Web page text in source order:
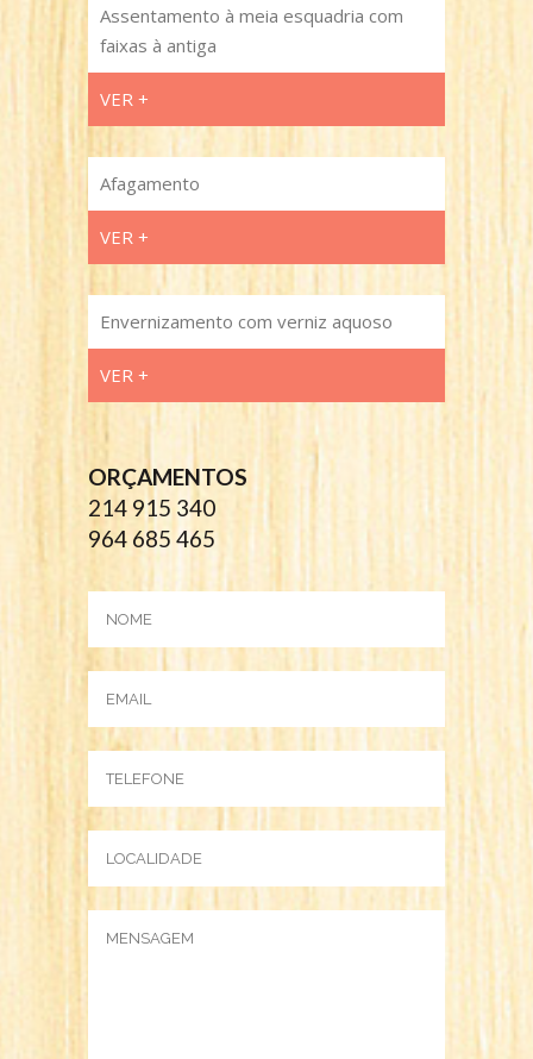
Assentamento à meia esquadria com
faixas à antiga
VER +
Afagamento
VER +
Envernizamento com verniz aquoso
VER +
ORÇAMENTOS
214 915 340
964 685 465